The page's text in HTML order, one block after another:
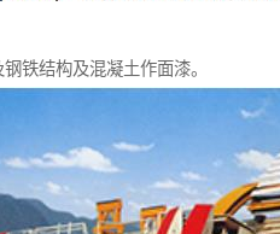
铁结构及混凝土作面漆。